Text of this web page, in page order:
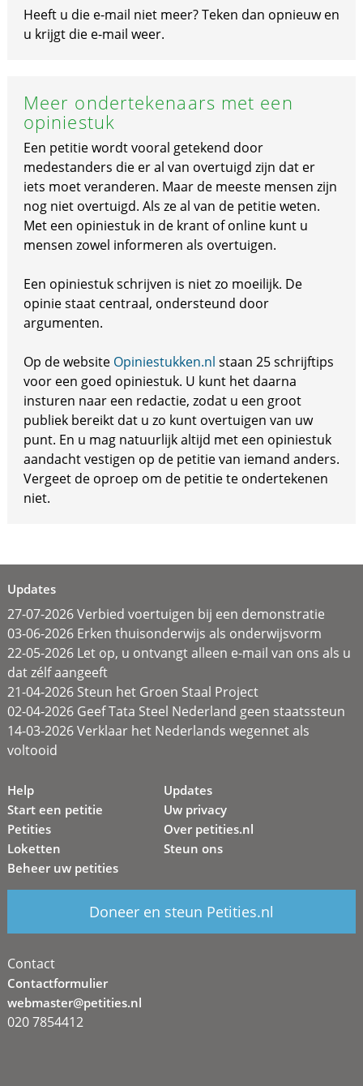
Heeft u die e-mail niet meer? Teken dan opnieuw en
u krijgt die e-mail weer.
Meer ondertekenaars met een
opiniestuk
Een petitie wordt vooral getekend door
medestanders die er al van overtuigd zijn dat er
iets moet veranderen. Maar de meeste mensen zijn
nog niet overtuigd. Als ze al van de petitie weten.
Met een opiniestuk in de krant of online kunt u
mensen zowel informeren als overtuigen.
Een opiniestuk schrijven is niet zo moeilijk. De
opinie staat centraal, ondersteund door
argumenten.
Op de website Opiniestukken.nl staan 25 schrijftips
voor een goed opiniestuk. U kunt het daarna
insturen naar een redactie, zodat u een groot
publiek bereikt dat u zo kunt overtuigen van uw
punt. En u mag natuurlijk altijd met een opiniestuk
aandacht vestigen op de petitie van iemand anders.
Vergeet de oproep om de petitie te ondertekenen
niet.
Updates
27-07-2026 Verbied voertuigen bij een demonstratie
03-06-2026 Erken thuisonderwijs als onderwijsvorm
22-05-2026 Let op, u ontvangt alleen e-mail van ons als u
dat zélf aangeeft
21-04-2026 Steun het Groen Staal Project
02-04-2026 Geef Tata Steel Nederland geen staatssteun
14-03-2026 Verklaar het Nederlands wegennet als
voltooid
Help
Start een petitie
Petities
Loketten
Beheer uw petities
Updates
Uw privacy
Over petities.nl
Steun ons
Doneer en steun Petities.nl
Contact
Contactformulier
webmaster@petities.nl
020 7854412